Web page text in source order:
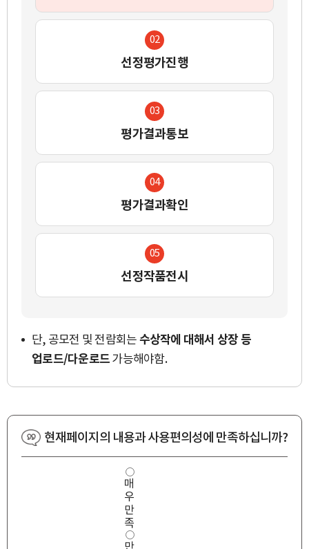
02
선정평가진행
03
평가결과통보
04
평가결과확인
05
선정작품전시
단, 공모전 및 전람회는 수상작에 대해서 상장 등
업로드/다운로드 가능해야함.
현재페이지의 내용과 사용편의성에 만족하십니까?
사
용
편
의
성
만
매
우
만
족